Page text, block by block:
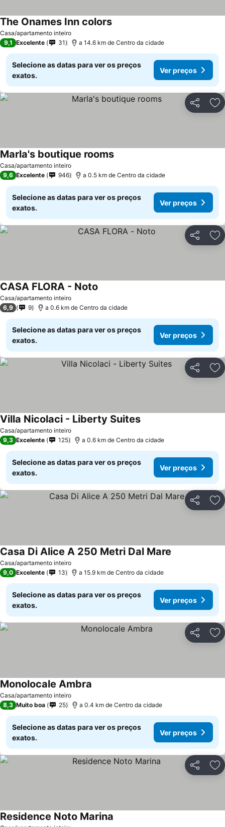
Casa/apartamento inteiro
The Onames Inn colors
9,1 Excelente 31 a 14.6 km de Centro da cidade
Selecione as datas para ver os preços
exatos.
Ver preços
Partilhar
Casa/apartamento inteiro
Marla's boutique rooms
9,6 Excelente 946 a 0.5 km de Centro da cidade
Selecione as datas para ver os preços
exatos.
Ver preços
Partilhar
Casa/apartamento inteiro
CASA FLORA - Noto
6,9 9 a 0.6 km de Centro da cidade
Selecione as datas para ver os preços
exatos.
Ver preços
Partilhar
Casa/apartamento inteiro
Villa Nicolaci - Liberty Suites
9,3 Excelente 125 a 0.6 km de Centro da cidade
Selecione as datas para ver os preços
exatos.
Ver preços
Partilhar
Casa/apartamento inteiro
Casa Di Alice A 250 Metri Dal Mare
9,0 Excelente 13 a 15.9 km de Centro da cidade
Selecione as datas para ver os preços
exatos.
Ver preços
Partilhar
Casa/apartamento inteiro
Monolocale Ambra
8,3 Muito boa 25 a 0.4 km de Centro da cidade
Selecione as datas para ver os preços
exatos.
Ver preços
Partilhar
Residence Noto Marina